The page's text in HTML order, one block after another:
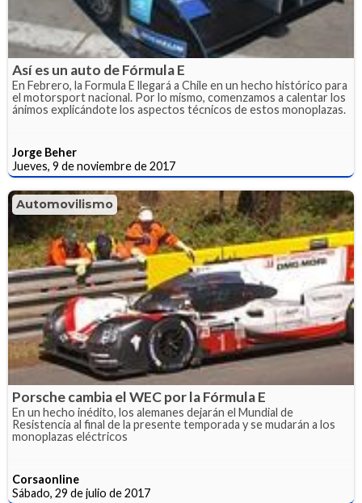
Así es un auto de Fórmula E
En Febrero, la Formula E llegará a Chile en un hecho histórico para
el motorsport nacional. Por lo mismo, comenzamos a calentar los
ánimos explicándote los aspectos técnicos de estos monoplazas.
Jorge Beher
Jueves, 9 de noviembre de 2017
Automovilismo
Porsche cambia el WEC por la Fórmula E
En un hecho inédito, los alemanes dejarán el Mundial de
Resistencia al final de la presente temporada y se mudarán a los
monoplazas eléctricos
Corsaonline
Sábado, 29 de julio de 2017